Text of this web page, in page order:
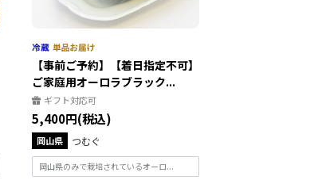
【事前ご予約】【着日指定不可】
ご家庭用オーロラブラック...
ギフト対応可
5,400円(税込)
岡山県 つむぐ
岡山県のみで栽培されているオーロ...